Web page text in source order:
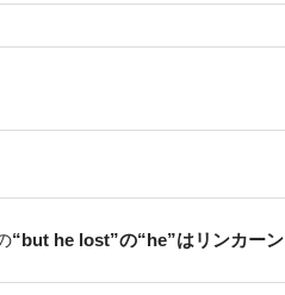
“but he lost”の“he”はリンカーン